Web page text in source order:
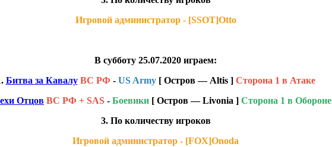
Игровой администратор - [SSOT]Otto
В субботу 25.07.2020 играем:
Битва за Кавалу ВС РФ -US Army[ Остров — Altis ] Сторона 1 в Атаке
Отцов ВС РФ + SAS - Боевики [ Остров — Livonia ] Сторона 1 в Обороне
3. По количеству игроков
Игровой администратор - [FOX]Onoda